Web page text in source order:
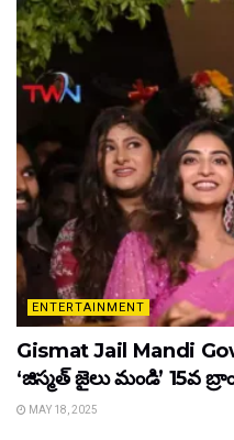
ENTERTAINMENT
Gismat Jail Mandi
‘జిస్మత్ జైలు మండి’ 15వ
MAY 18, 2025